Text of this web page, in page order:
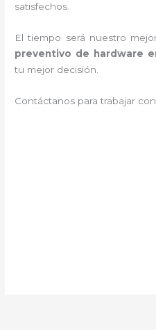
satisfechos.
El tiempo será nuestro
preventivo de hardware
tu mejor decisión.
Contáctanos para trabajar